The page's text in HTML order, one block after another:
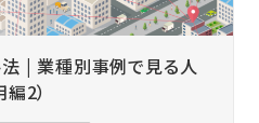
| 業種別事例で見る人
2）